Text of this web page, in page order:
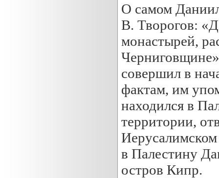
О самом
В. Творогов:
монастырей,
совершил в
фактам, им
находился в
территории,
в Палестину
остров Кипр.